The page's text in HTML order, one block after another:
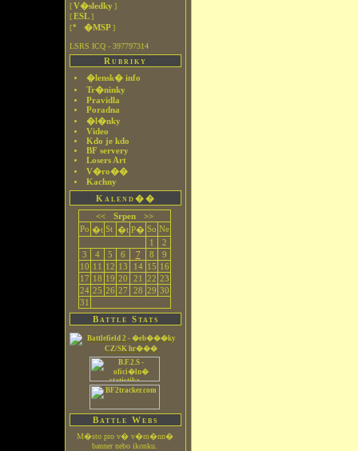
[V�sledky ]
[ESL]
[
�MSP]
LSRS ICQ - 397797314
Rubriky
�lensk� info
Tr�ninky
Pravidla
Poradna
�l�nky
Video
Kdo je kdo
BF servery
Losers Art
V�ro��
Kachny
Kalend��
<<
Srpen
>>
Po �t St �t P� So Ne
1
2
3
4 5 6 7 8
9
10 11 12 13 14 15 16
17 18 19 20 21 22 23
24 25 26 27 28 29 30
31
Battle Stats
Battle Webs
M�sto pro v� v�m�nn�
banner nebo ikonku.